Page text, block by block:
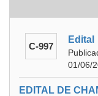
C-997
Edital
01/06/
EDITAL DE